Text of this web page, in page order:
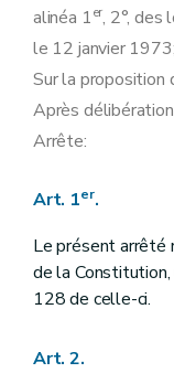
alinéa 1er, 2°, des
le 12 janvier 1973;
Sur la proposition
Après
Arrête:
Art. 1er.
Le présent arrêté
de la
128 de celle-ci.
Art. 2.